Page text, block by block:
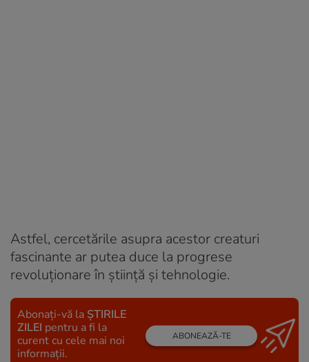
Astfel, cercetările asupra acestor creaturi
fascinante ar putea duce la progrese
revoluționare în știință și tehnologie.
Abonați-vă la ȘTIRILE
ZILEI pentru a fi la
curent cu cele mai noi
informații.
ABONEAZĂ-TE